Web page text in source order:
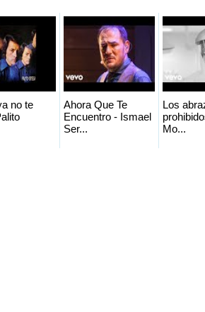
no te
Ahora Que Te
Encuentro - Ismael
Ser...
Los
Mo...